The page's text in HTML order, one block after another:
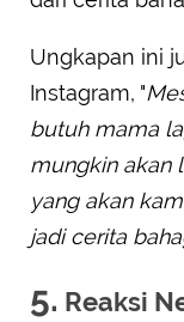
Ungkapan ini
Instagram, "
butuh mama
mungkin akan
yang akan
jadi cerita
5. Reaksi